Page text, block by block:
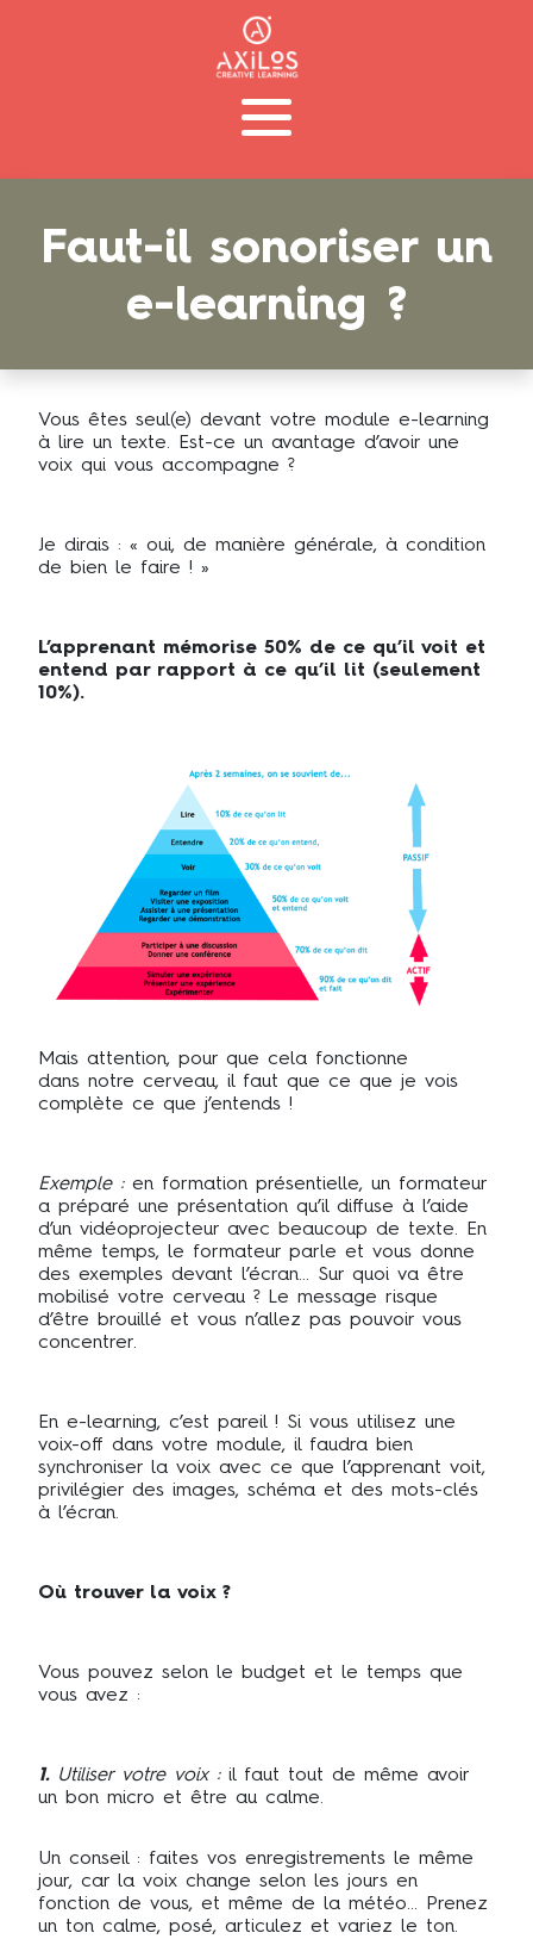
Faut-il sonoriser un
e-learning ?
Vous êtes seul(e) devant votre module e-learning
à lire un texte. Est-ce un avantage d’avoir une
voix qui vous accompagne ?
Je dirais : « oui, de manière générale, à condition
de bien le faire ! »
L’apprenant mémorise 50% de ce qu’il voit et
entend par rapport à ce qu’il lit (seulement
10%).
Mais attention, pour que cela fonctionne
dans notre cerveau, il faut que ce que je vois
complète ce que j’entends !
Exemple :en formation présentielle, un formateur
a préparé une présentation qu’il diffuse à l’aide
d’un vidéoprojecteur avec beaucoup de texte. En
même temps, le formateur parle et vous donne
des exemples devant l’écran… Sur quoi va être
mobilisé votre cerveau ? Le message risque
d’être brouillé et vous n’allez pas pouvoir vous
concentrer.
En e-learning, c’est pareil ! Si vous utilisez une
voix-off dans votre module, il faudra bien
synchroniser la voix avec ce que l’apprenant voit,
privilégier des images, schéma et des mots-clés
à l’écran.
Où trouver la voix ?
Vous pouvez selon le budget et le temps que
vous avez :
1.Utiliser votre voix :il faut tout de même avoir
un bon micro et être au calme.
Un conseil : faites vos enregistrements le même
jour, car la voix change selon les jours en
fonction de vous, et même de la météo… Prenez
un ton calme, posé, articulez et variez le ton.